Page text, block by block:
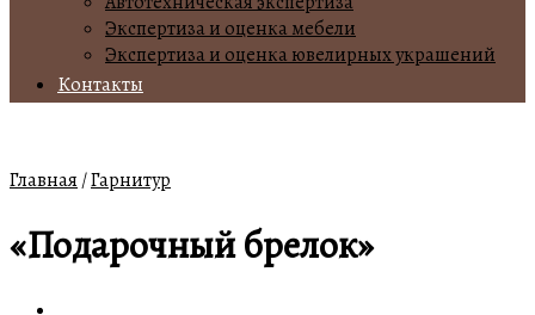
Экспертиза и оценка мебели
Экспертиза и оценка ювелирных украшений
Контакты
Главная/Гарнитур
«Подарочный брелок»